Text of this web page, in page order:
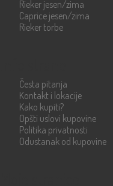
Rieker jesen/zima
Caprice jesen/zima
Rieker torbe
Česta pitanja
Kontakt i lokacije
Kako kupiti?
Opšti uslovi kupovine
Politika privatnosti
Odustanak od kupovine